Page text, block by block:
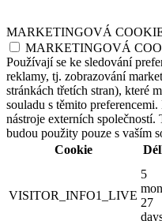
MARKETINGOVÁ
MARKETINGOVÁ
Používají se ke sledování
reklamy, tj. zobrazování
stránkách třetích stran), které
souladu s těmito
nástroje externích
budou použity pouze s vaším
Cookie
VISITOR_INFO1_LIVE
5
27